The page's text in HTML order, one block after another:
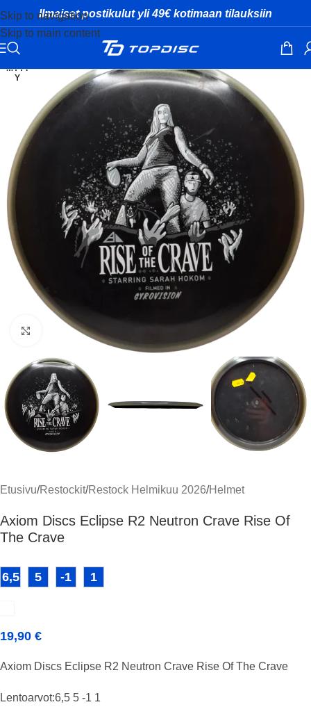
Skip to navigation
Skip to main content
Ilmaiset postikulut yli 49€ kotimaan tilauksiin
MYYT
Y
Klikkaa suuremmaksi
Etusivu/Restockit/Restock Helmikuu 2026/Helmet
Axiom Discs Eclipse R2 Neutron Crave Rise Of
The Crave
6,5 5 -1 1
19,90 €
Axiom Discs Eclipse R2 Neutron Crave Rise Of The Crave
Lentoarvot:6,5 5 -1 1